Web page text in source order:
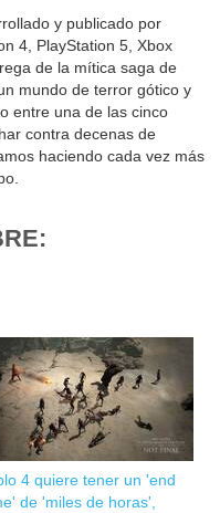
y publicado por
4, PlayStation 5, Xbox
de la mítica saga de
mundo de terror gótico y
entre una de las cinco
contra decenas de
haciendo cada vez más
4 quiere tener un 'end
de 'miles de horas',